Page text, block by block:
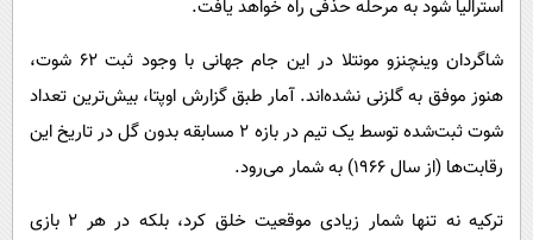
استرالیا شود به مرحله حذفی راه خواهد یافت.
شاگردان وینچنزو مونتلا در این جام جهانی با وجود ثبت ۶۲ شوت،
هنوز موفق به گلزنی نشده‌اند. آمار طبق گزارش اوپتا، بیش‌ترین تعداد
شوت ثبت‌شده توسط یک تیم در بازه ۲ مسابقه بدون گل در تاریخ این
رقابت‌ها (از سال ۱۹۶۶) به شمار می‌رود.
ترکیه نه تنها شمار زیادی موقعیت خلق کرد، بلکه در هر ۲ بازی